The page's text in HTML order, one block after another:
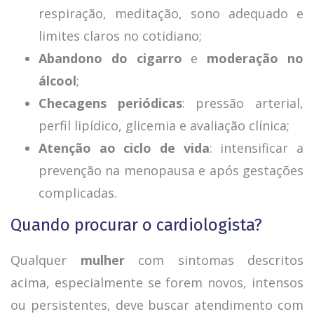
respiração, meditação, sono adequado e
limites claros no cotidiano;
Abandono do cigarro e moderação no
álcool;
Checagens periódicas: pressão arterial,
perfil lipídico, glicemia e avaliação clínica;
Atenção ao ciclo de vida: intensificar a
prevenção na menopausa e após gestações
complicadas.
Quando procurar o cardiologista?
Qualquer mulhercom sintomas descritos
acima, especialmente se forem novos, intensos
ou persistentes, deve buscar atendimento com